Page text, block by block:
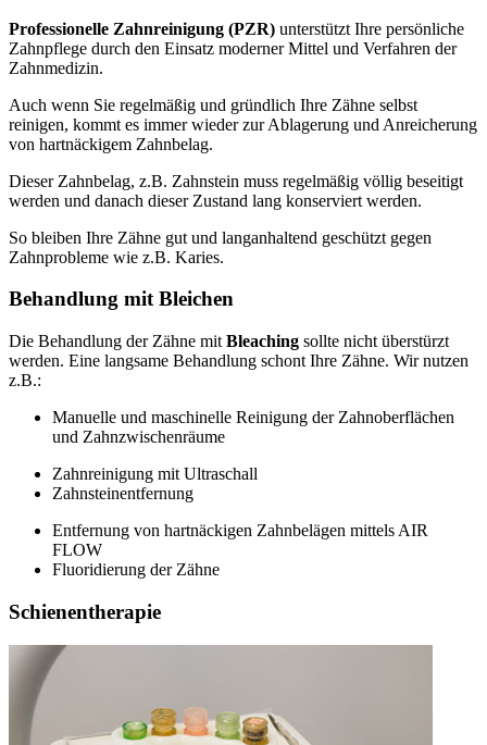
Professionelle Zahnreinigung (PZR) unterstützt Ihre persönliche
Zahnpflege durch den Einsatz moderner Mittel und Verfahren der
Zahnmedizin.
Auch wenn Sie regelmäßig und gründlich Ihre Zähne selbst
reinigen, kommt es immer wieder zur Ablagerung und Anreicherung
von hartnäckigem Zahnbelag.
Dieser Zahnbelag, z.B. Zahnstein muss regelmäßig völlig beseitigt
werden und danach dieser Zustand lang konserviert werden.
So bleiben Ihre Zähne gut und langanhaltend geschützt gegen
Zahnprobleme wie z.B. Karies.
Behandlung mit Bleichen
Die Behandlung der Zähne mit Bleaching sollte nicht überstürzt
werden. Eine langsame Behandlung schont Ihre Zähne. Wir nutzen
z.B.:
Manuelle und maschinelle Reinigung der Zahnoberflächen
und Zahnzwischenräume
Zahnreinigung mit Ultraschall
Zahnsteinentfernung
Entfernung von hartnäckigen Zahnbelägen mittels AIR
FLOW
Fluoridierung der Zähne
Schienentherapie